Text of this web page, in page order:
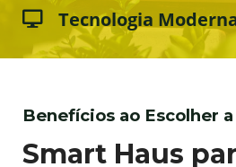
Tecnologia
Benefícios ao Escolher a
Smart Haus